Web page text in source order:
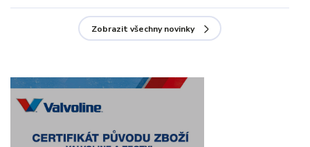
Zobrazit všechny novinky